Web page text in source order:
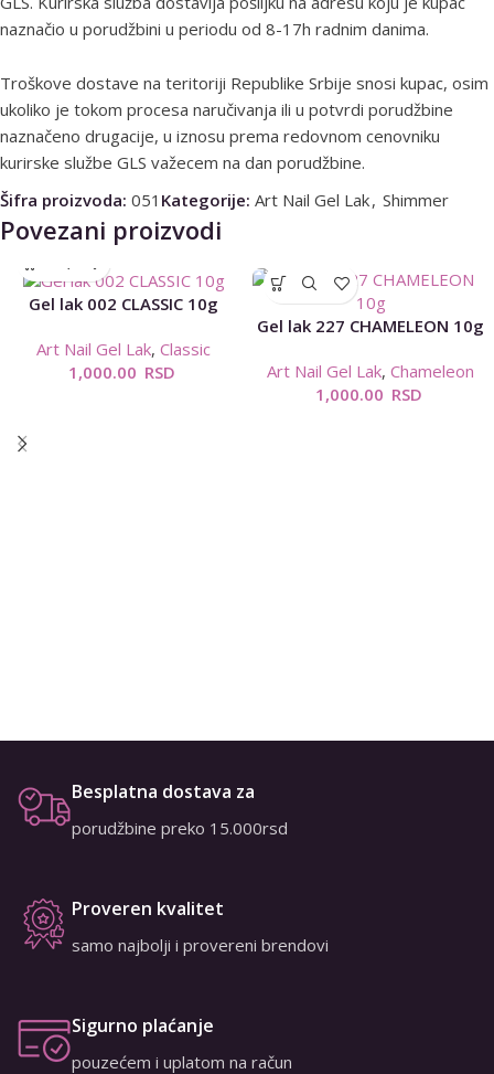
naznačio u porudžbini u periodu od 8-17h radnim danima.
Troškove dostave na teritoriji Republike Srbije snosi kupac, osim
ukoliko je tokom procesa naručivanja ili u potvrdi porudžbine
naznačeno drugacije, u iznosu prema redovnom cenovniku
kurirske službe GLS važecem na dan porudžbine.
Šifra proizvoda: 051 Kategorije: Art Nail Gel Lak, Shimmer
Povezani proizvodi
Gel lak 002 CLASSIC 10g
Art Nail Gel Lak, Classic
1,000.00 RSD
Gel lak 227 CHAMELEON 10g
Art Nail Gel Lak, Chameleon
1,000.00 RSD
Besplatna dostava za
porudžbine preko 15.000rsd
Proveren kvalitet
samo najbolji i provereni brendovi
Sigurno plaćanje
pouzećem i uplatom na račun